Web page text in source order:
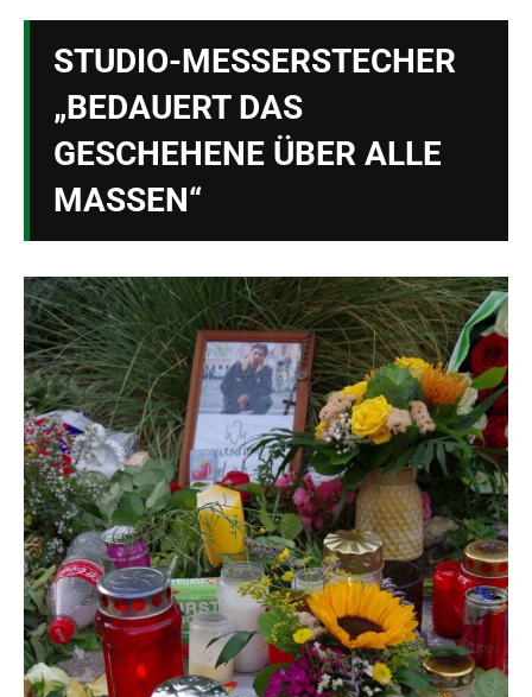
STUDIO-MESSERSTECHER
„BEDAUERT DAS
GESCHEHENE ÜBER ALLE
MASSEN“